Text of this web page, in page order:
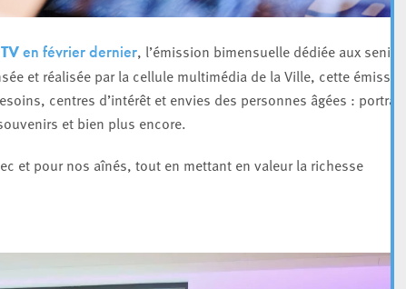
en février dernier, l’émission bimensuelle dédiée aux seniors
et réalisée par la cellule multimédia de la Ville, cette émission
centres d’intérêt et envies des personnes âgées : portraits,
et bien plus encore.
et pour nos aînés, tout en mettant en valeur la richesse